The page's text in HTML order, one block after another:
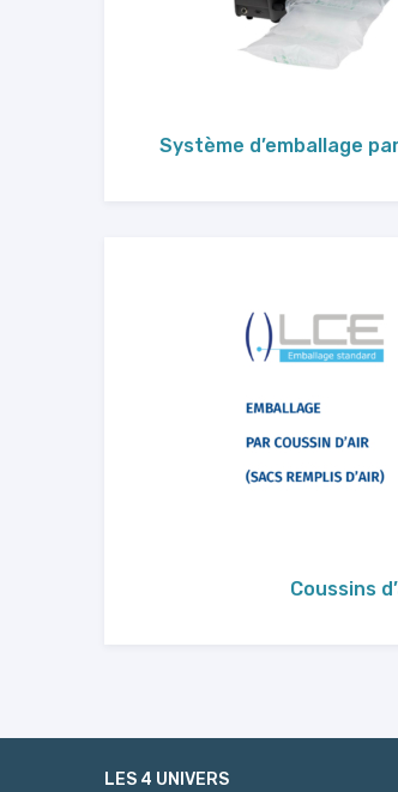
Système d’emballage
Coussins
LES 4 UNIVERS